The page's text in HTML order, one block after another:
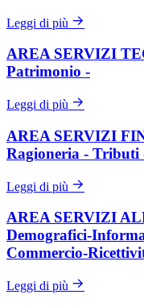
Leggi di più
AREA SERVIZI
Patrimonio -
Leggi di più
AREA SERVIZI
Ragioneria - Tributi
Leggi di più
AREA SERVIZI
Demografici-
Commercio-
Leggi di più